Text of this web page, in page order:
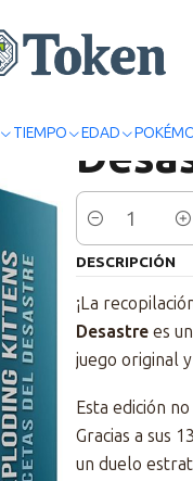
TIEMPO EDAD
Cantidad
DESCRIPCIÓN
¡La
Desastre es
juego original
Esta edición
Gracias a sus
un duelo